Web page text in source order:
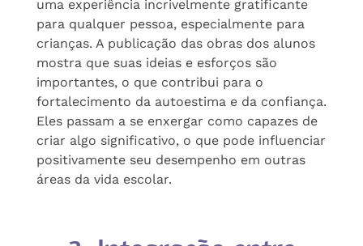
uma experiência incrivelmente gratificante
para qualquer pessoa, especialmente para
crianças. A publicação das obras dos alunos
mostra que suas ideias e esforços são
importantes, o que contribui para o
fortalecimento da autoestima e da confiança.
Eles passam a se enxergar como capazes de
criar algo significativo, o que pode influenciar
positivamente seu desempenho em outras
áreas da vida escolar.